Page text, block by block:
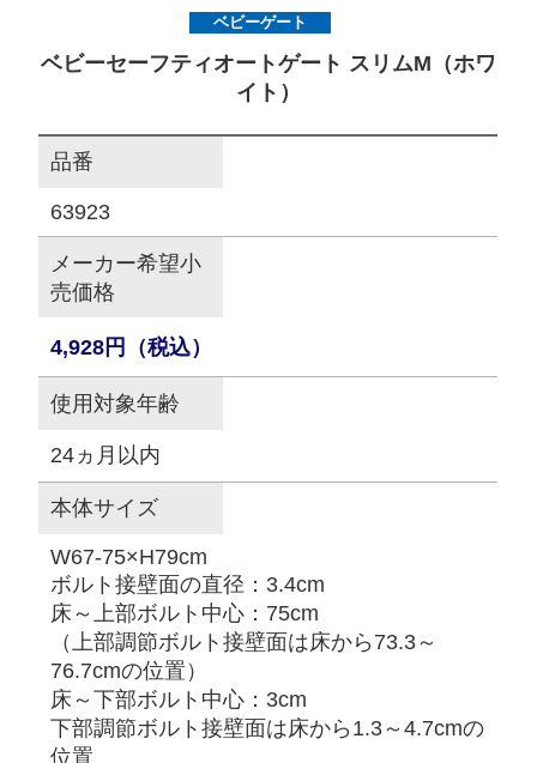
オフィシャルInstagram
ベビーゲート
ベビーセーフティオートゲート スリムM（ホワ
イト）
品番
63923
メーカー希望小
売価格
4,928円（税込）
使用対象年齢
24ヵ月以内
本体サイズ
W67-75×H79cm
ボルト接壁面の直径：3.4cm
床～上部ボルト中心：75cm
（上部調節ボルト接壁面は床から73.3～
76.7cmの位置）
床～下部ボルト中心：3cm
下部調節ボルト接壁面は床から1.3～4.7cmの
位置